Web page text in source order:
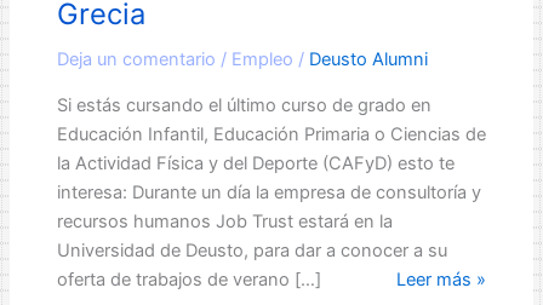
Grecia
Deja un comentario / Empleo / Deusto Alumni
Si estás cursando el último curso de grado en
Educación Infantil, Educación Primaria o Ciencias de
la Actividad Física y del Deporte (CAFyD) esto te
interesa: Durante un día la empresa de consultoría y
recursos humanos Job Trust estará en la
Universidad de Deusto, para dar a conocer a su
oferta de trabajos de verano […]
El
Leer más »